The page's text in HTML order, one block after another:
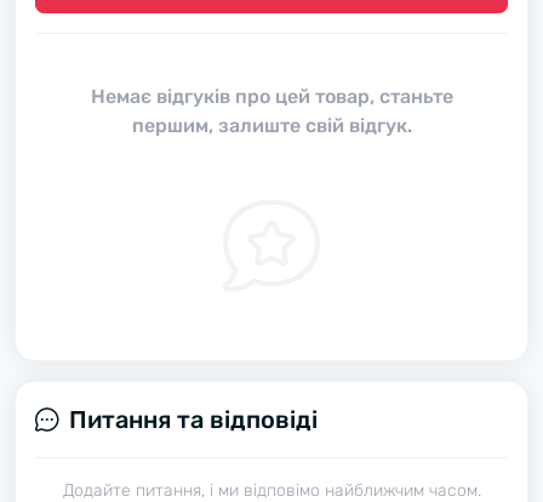
Немає відгуків про цей товар, станьте
першим, залиште свій відгук.
Питання та відповіді
Додайте питання, і ми відповімо найближчим часом.